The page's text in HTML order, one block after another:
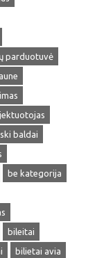
parduotuvė
baldai
be kategorija
bileitai
bilietai avia